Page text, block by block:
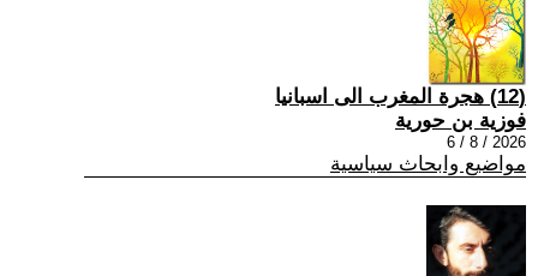
(12) هجرة المغرب الى اسبانيا
فوزية بن حورية
2026 / 8 / 6
مواضيع وابحاث سياسية